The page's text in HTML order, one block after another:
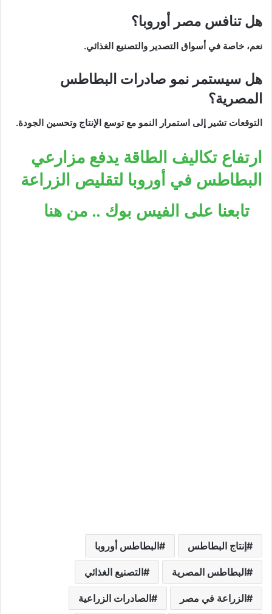
هل تنافس مصر أوروبا؟
نعم، خاصة في أسواق التصدير والتصنيع الغذائي.
هل سيستمر نمو صادرات البطاطس
المصرية؟
التوقعات تشير إلى استمرار النمو مع توسع الإنتاج وتحسين الجودة.
ارتفاع تكاليف الطاقة يدفع مزارعي
البطاطس في أوروبا لتقليص الزراعة
تابعنا على الفيس بوك .. من هنا
إنتاج البطاطس البطاطس أوروبا
البطاطس المصرية التصنيع الغذائي
الزراعة في مصر الصادرات الزراعية